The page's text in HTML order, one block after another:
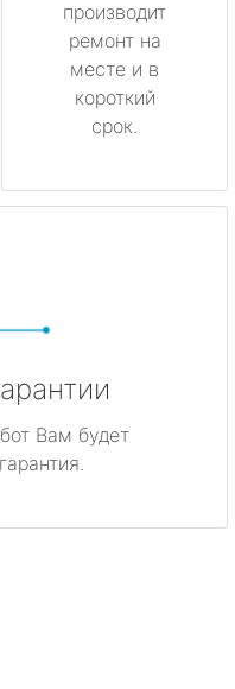
производит
ремонт на
месте и в
короткий
срок.
Вам будет